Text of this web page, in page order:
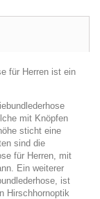
für Herren ist ein
mit Knöpfen
sticht eine
sind die
für Herren, mit
Ein weiterer
ist
Hirschhornoptik